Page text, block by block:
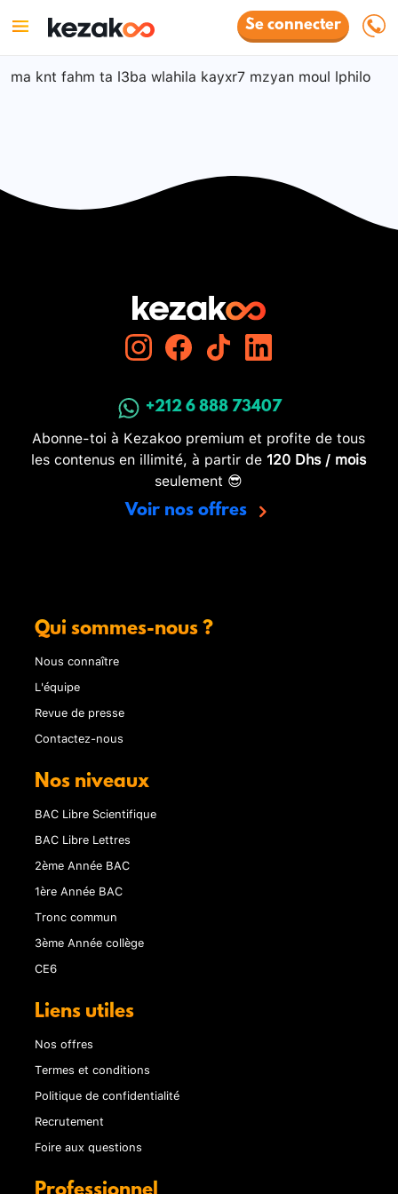
Se connecter
ma knt fahm ta l3ba wlahila kayxr7 mzyan moul lphilo
+212 6 888 73407
Abonne-toi à Kezakoo premium et profite de tous
les contenus en illimité, à partir de 120 Dhs / mois
seulement 😎
Voir nos offres
Qui sommes-nous ?
Nous connaître
L'équipe
Revue de presse
Contactez-nous
Nos niveaux
BAC Libre Scientifique
BAC Libre Lettres
2ème Année BAC
1ère Année BAC
Tronc commun
3ème Année collège
CE6
Liens utiles
Nos offres
Termes et conditions
Politique de confidentialité
Recrutement
Foire aux questions